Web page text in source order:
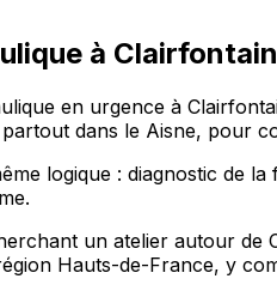
à
en urgence à
dans le Aisne, pour
logique : diagnostic de
un atelier autour
Hauts-de-France, y